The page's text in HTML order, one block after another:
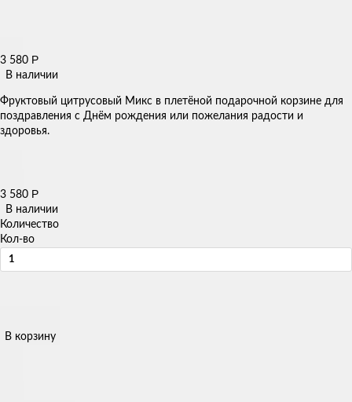
3 580 Р
В наличии
Фруктовый цитрусовый Микс в плетёной подарочной корзине для
поздравления с Днём рождения или пожелания радости и
здоровья.
3 580 Р
В наличии
Количество
Кол-во
В корзину